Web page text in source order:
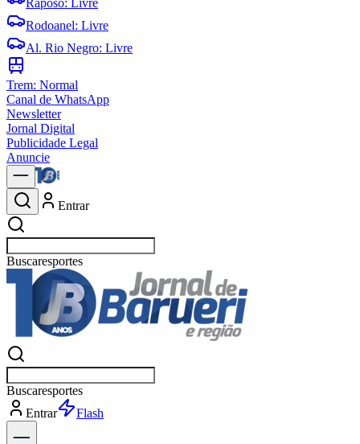
Raposo: Livre
Rodoanel: Livre
Al. Rio Negro: Livre
Trem: Normal
Canal de WhatsApp
Newsletter
Jornal Digital
Publicidade Legal
Anuncie
Entrar
Buscarpolítica
Buscarpolítica
Entrar